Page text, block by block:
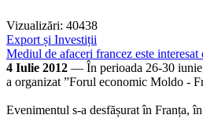
Vizualizări: 40438
Export și Investiții
Mediul de afaceri francez este
4 Iulie 2012 — În perioada 26-30
a organizat ”Forul economic Moldo -
Evenimentul s-a desfășurat în Franța,